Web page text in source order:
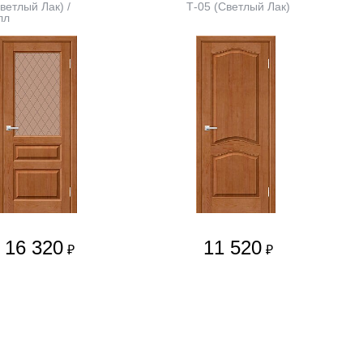
Лак) /
16 320 ₽
Т-05 (Светлый Лак)
11 520 ₽